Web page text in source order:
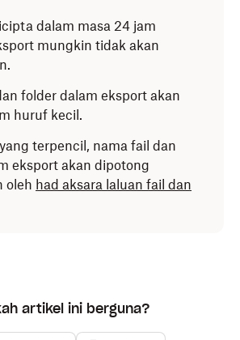
dalam masa 24 jam
mungkin tidak akan
folder dalam eksport akan
huruf kecil.
terpencil, nama fail dan
eksport akan dipotong
oleh had aksara laluan fail dan
artikel ini berguna?